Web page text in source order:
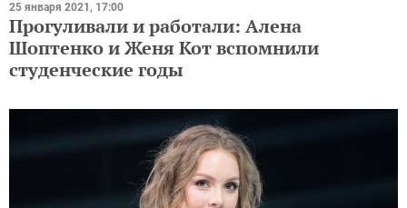
25 января 2021, 17:00
Прогуливали и работали: Алена
Шоптенко и Женя Кот вспомнили
студенческие годы